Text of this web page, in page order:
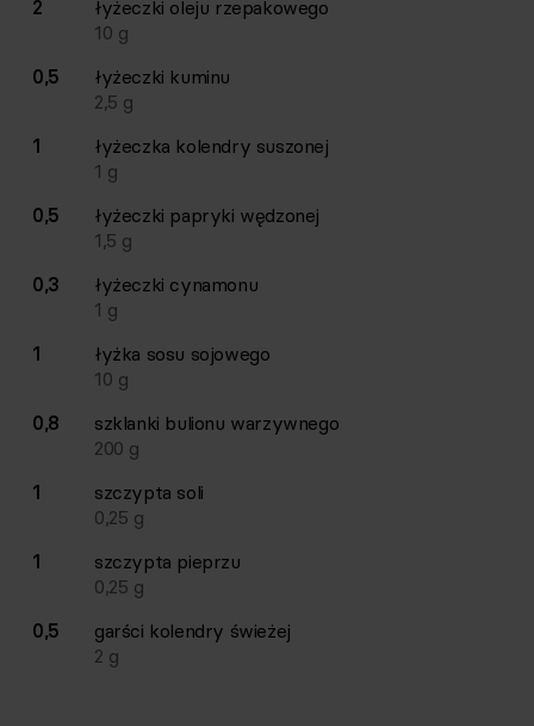
2
łyżeczki oleju rzepakowego
10 g
0,5
łyżeczki kuminu
2,5 g
1
łyżeczka kolendry suszonej
1 g
0,5
łyżeczki papryki wędzonej
1,5 g
0,3
łyżeczki cynamonu
1 g
1
łyżka sosu sojowego
10 g
0,8
szklanki bulionu warzywnego
200 g
1
szczypta soli
0,25 g
1
szczypta pieprzu
0,25 g
0,5
garści kolendry świeżej
2 g